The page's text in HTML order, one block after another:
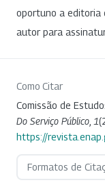
oportuno a editoria
autor para
Como Citar
Comissão de
Do Serviço Público 1
https://
Formatos de